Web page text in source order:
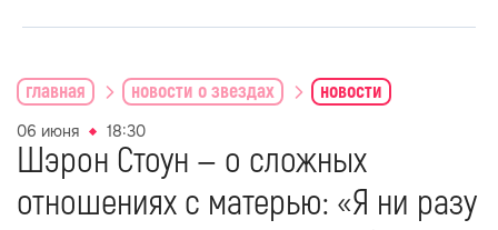
главная новости о звездах новости
06 июня 18:30
Шэрон Стоун — о сложных
отношениях с матерью: «Я ни разу